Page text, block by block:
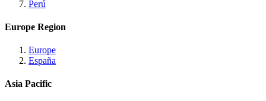
Perú
Europe Region
Europe
España
Asia Pacific